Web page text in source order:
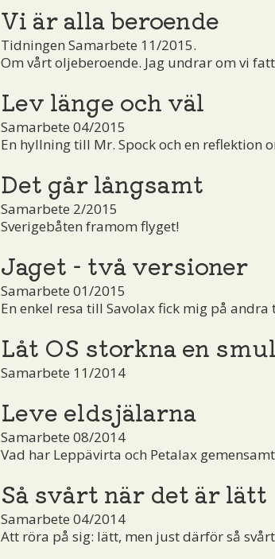
Vi är alla beroende
Tidningen Samarbete 11/2015.
Om vårt oljeberoende. Jag undrar om vi
Lev länge och väl
Samarbete 04/2015
En hyllning till Mr. Spock och en reflektion
Det går långsamt
Samarbete 2/2015
Sverigebåten framom flyget!
Jaget - två versioner
Samarbete 01/2015
En enkel resa till Savolax fick mig på andra
Låt OS storkna en
Samarbete 11/2014
Leve eldsjälarna
Samarbete 08/2014
Vad har Leppävirta och Petalax
Så svårt när det är lätt
Samarbete 04/2014
Att röra på sig: lätt, men just därför så